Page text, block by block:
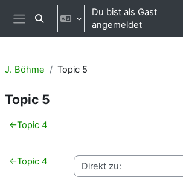
Zum Hauptinhalt
Website-Übersicht
Sucheingabe umschalten
Du bist als Gast
angemeldet
J. Böhme Topic 5
Topic 5
Abschnittsübersicht
←Topic 4
←Topic 4